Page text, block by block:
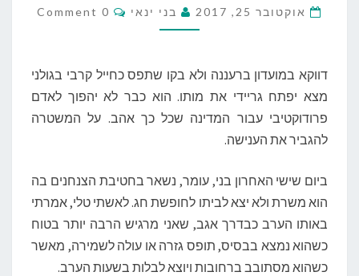
ד
ו
י
ם
י
ו
ב
ט
ו
ח
מ
פ
אוקטובר 25, 2017 בני ינאי
C
O
N
T
S
0 Comment
דווקא במועדון ברעננה ולא בקו שתפס כחייל קרבי בגולני
מצא יפתח גריידי את מותו. הוא כבר לא יהפוך לאדם
פרודוקטיבי עבור המדינה שכל כך אהב. על המשטרה
להגביר את הענישה.
ביום שישי האחרון בני, עומר, נשאר בחטיבת הצנחנים בה
הוא משרת ולא יצא לביתו לחופשת חג. לאשתי טלי, אמרתי
באותו הערב כבדרך אגב, שאני מרגיש הרבה יותר בטוח
כשהוא נמצא בבסיס, תופס גזרה או עולה לשמירה, מאשר
כשהוא מסתובב ברחובות ויוצא לבלות בשעות הערב.